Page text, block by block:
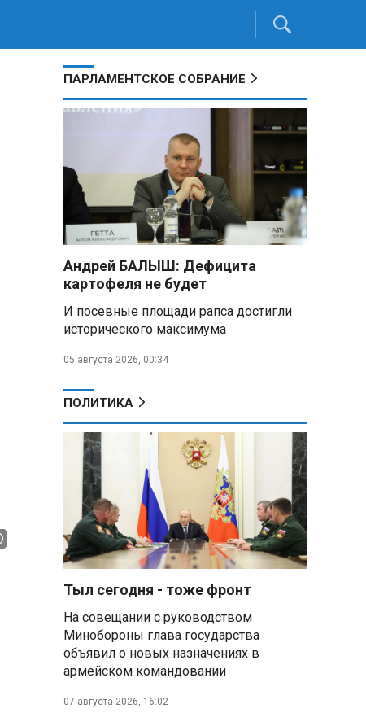
ПАРЛАМЕНТСКОЕ СОБРАНИЕ
Андрей БАЛЫШ: Дефицита
картофеля не будет
И посевные площади рапса достигли
исторического максимума
05 августа 2026, 00:34
ПОЛИТИКА
Тыл сегодня - тоже фронт
На совещании с руководством
Минобороны глава государства
объявил о новых назначениях в
армейском командовании
07 августа 2026, 16:02